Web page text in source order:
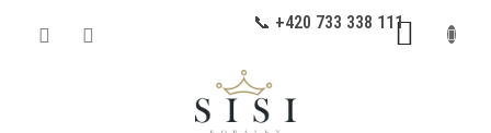
📞 +420 733 338 111